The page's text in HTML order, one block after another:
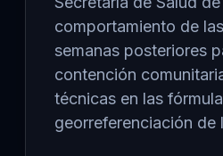
comportamiento de
semanas posteriores
contención
técnicas en las
georreferenciación de